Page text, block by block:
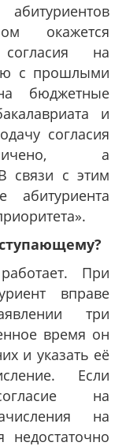
окажется
на
с прошлыми
бюджетные
и
согласия
а
связи с этим
При
вправе
три
время он
и указать её
Если
на
на